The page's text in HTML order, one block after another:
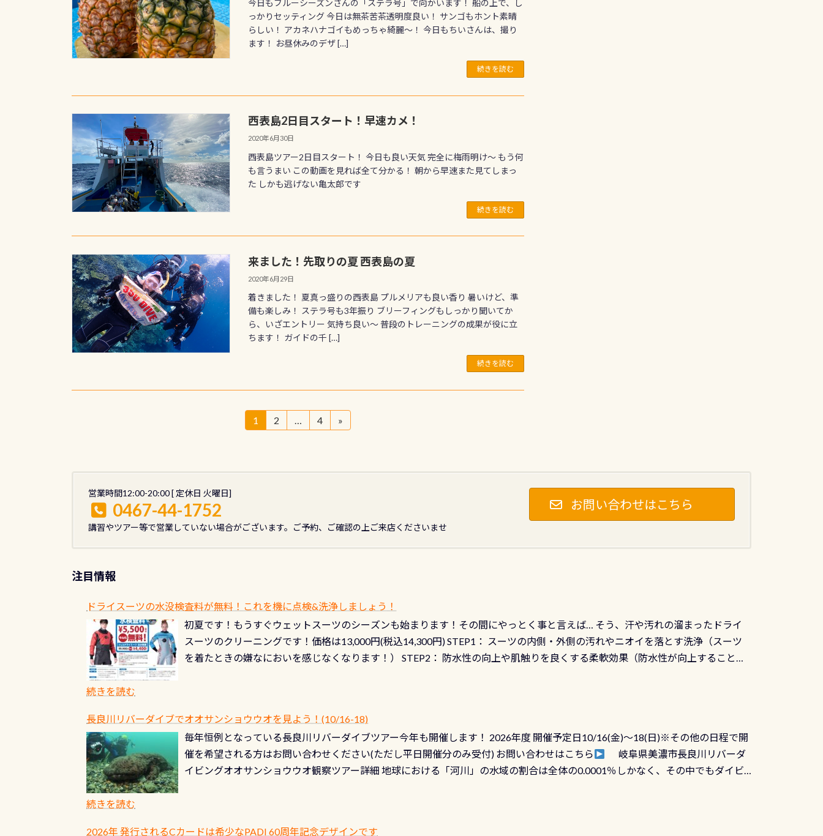
今日もブルーシーズンさんの「ステラ号」で向かいます！ 船の上で、し
っかりセッティング 今日は無茶苦茶透明度良い！ サンゴもホント素晴
らしい！ アカネハナゴイもめっちゃ綺麗〜！ 今日もちいさんは、撮り
ます！ お昼休みのデザ […]
続きを読む
西表島2日目スタート！早速カメ！
2020年6月30日
西表島ツアー2日目スタート！ 今日も良い天気 完全に梅雨明け〜 もう何
も言うまい この動画を見れば全て分かる！ 朝から早速また見てしまっ
た しかも逃げない亀太郎です
続きを読む
来ました！先取りの夏 西表島の夏
2020年6月29日
着きました！ 夏真っ盛りの西表島 プルメリアも良い香り 暑いけど、準
備も楽しみ！ ステラ号も3年振り ブリーフィングもしっかり聞いてか
ら、いざエントリー 気持ち良い〜 普段のトレーニングの成果が役に立
ちます！ ガイドの千 […]
続きを読む
の
り
固
1
固
2 …
固
4 »
営業時間12:00-20:00 [ 定休日 火曜日]
0467-44-1752
講習やツアー等で営業していない場合がございます。ご予約、ご確認の上ご来店くださいませ
お問い合わせはこちら
注目情報
ドライスーツの水没検査料が無料！これを機に点検&洗浄しましょう！
初夏です！もうすぐウェットスーツのシーズンも始まります！その間にやっとく事と言えば… そう、汗や汚れの溜まったドライ
スーツのクリーニングです！価格は13,000円(税込14,300円) STEP1： スーツの内側・外側の汚れやニオイを落とす洗浄（スーツ
を着たときの嫌なにおいを感じなくなります！） STEP2： 防水性の向上や肌触りを良くする柔軟効果（防水性が向上することで
ル(穴)がないか確認冬になり、使い始めてから水漏れする…ってのは避けましょう！実際水につけて水検査して調べます ●給気バ
ルブのオーバーホール排気バルブは、ドライスーツクリーニングの際に行うのですが、空気を送り込む「給気バルブ」のオーバ
ーホールも非常に大切です BCDで言うと給気ボタンの点検と一緒な訳ですから、ボタンが潮噛みしてドライスーツに空気が入り
過ぎて急浮上…なんて事がないようにしっかり点検しましょう！まだした事がない方はこれを機会に是非やってください！！ ●
続きを読む
長良川リバーダイブでオオサンショウウオを見よう！(10/16-18)
毎年恒例となっている長良川リバーダイブツアー今年も開催します！ 2026年度 開催予定日10/16(金)～18(日)※その他の日程で開
催を希望される方はお問い合わせください(ただし平日開催分のみ受付) お問い合わせはこちら
岐阜県美濃市長良川リバーダ
イビングオオサンショウウオ観察ツアー詳細 地球における「河川」の水域の割合は全体の0.0001％しかなく、その中でもダイビ
続きを読む
2026年 発行されるCカードは希少なPADI 60周年記念デザインです